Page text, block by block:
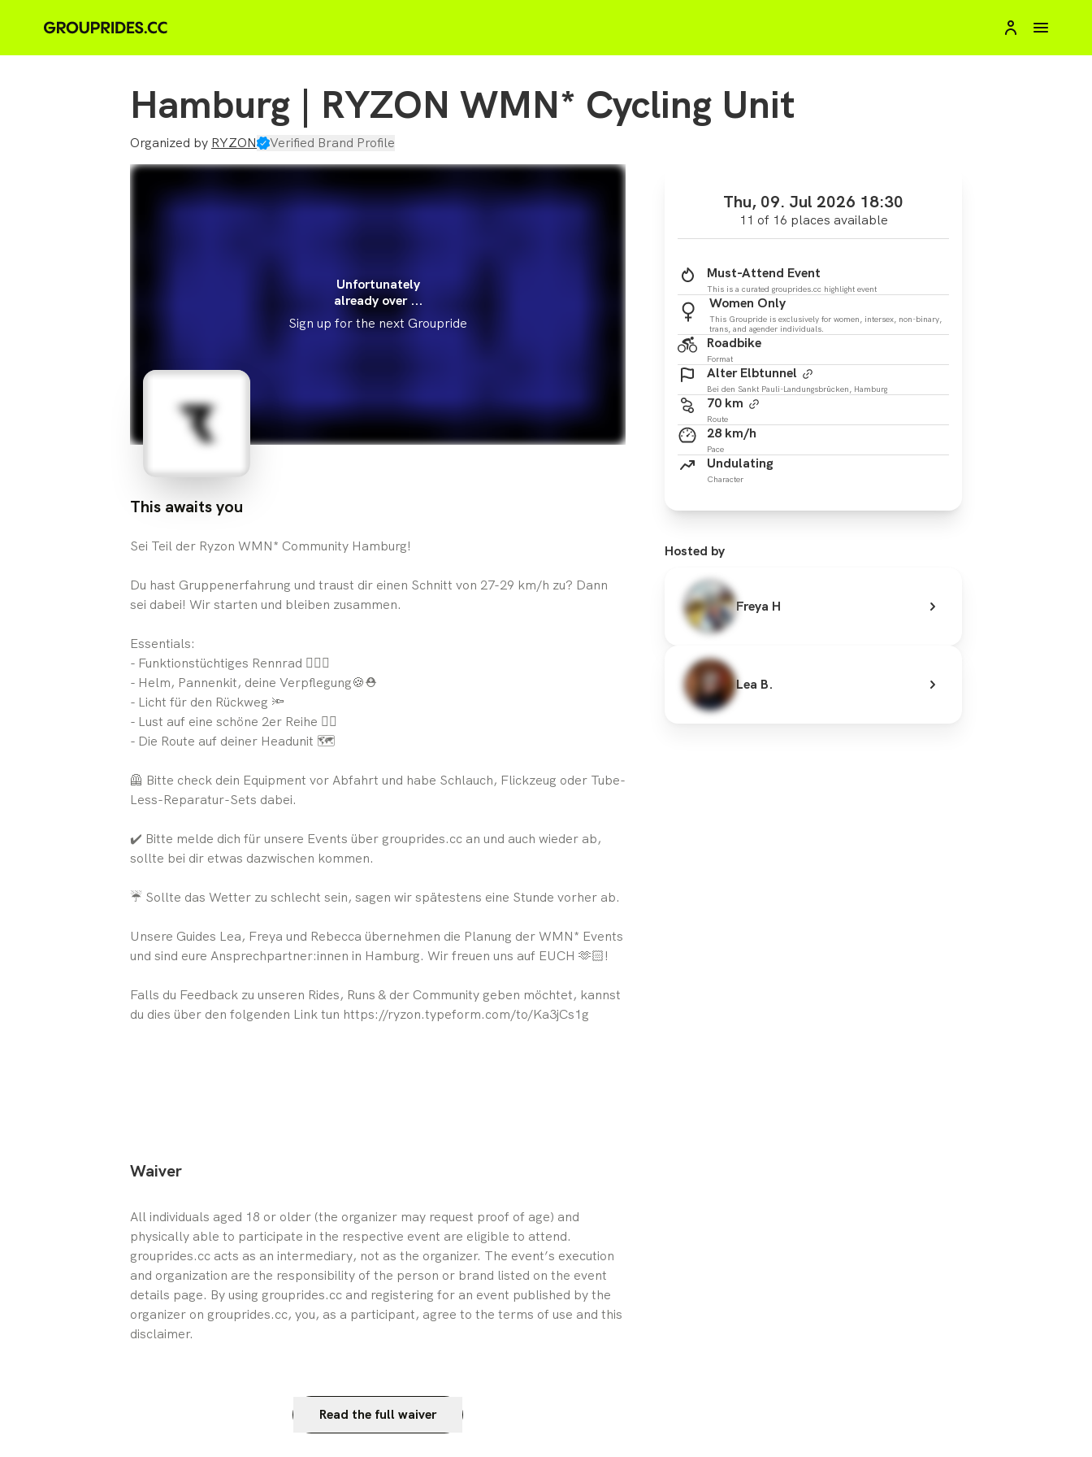
Hamburg | RYZON WMN* Cycling Unit
Organized by RYZON Verified Brand Profile
Unfortunately
already over ...
Sign up for the next Groupride
This awaits you
Sei Teil der Ryzon WMN* Community Hamburg!
Du hast Gruppenerfahrung und traust dir einen Schnitt von 27-29 km/h zu? Dann
sei dabei! Wir starten und bleiben zusammen.
Essentials:
- Funktionstüchtiges Rennrad 🚴🏼‍♀️
- Helm, Pannenkit, deine Verpflegung🍪⛑️
- Licht für den Rückweg 🔦
- ⁠Lust auf eine schöne 2er Reihe 👯‍♀️
- Die Route auf deiner Headunit 🗺️
🦺 Bitte check dein Equipment vor Abfahrt und habe Schlauch, Flickzeug oder Tube-
Less-Reparatur-Sets dabei.
✔️ Bitte melde dich für unsere Events über grouprides.cc an und auch wieder ab,
sollte bei dir etwas dazwischen kommen.
☔️ Sollte das Wetter zu schlecht sein, sagen wir spätestens eine Stunde vorher ab.
Unsere Guides Lea, Freya und Rebecca übernehmen die Planung der WMN* Events
und sind eure Ansprechpartner:innen in Hamburg. Wir freuen uns auf EUCH 🫶🏻!
Falls du Feedback zu unseren Rides, Runs & der Community geben möchtet, kannst
du dies über den folgenden Link tun https://ryzon.typeform.com/to/Ka3jCs1g
Waiver
All individuals aged 18 or older (the organizer may request proof of age) and
physically able to participate in the respective event are eligible to attend.
grouprides.cc acts as an intermediary, not as the organizer. The event’s execution
and organization are the responsibility of the person or brand listed on the event
details page. By using grouprides.cc and registering for an event published by the
organizer on grouprides.cc, you, as a participant, agree to the terms of use and this
disclaimer.
Read the full waiver
Thu, 09. Jul 2026 18:30
11 of 16 places available
Must-Attend Event
This is a curated grouprides.cc highlight event
Women Only
This Groupride is exclusively for women, intersex, non-binary,
trans, and agender individuals.
Roadbike
Format
Alter Elbtunnel
Bei den Sankt Pauli-Landungsbrücken, Hamburg
70 km
Route
28 km/h
Pace
Undulating
Character
Hosted by
Freya H
Lea B.